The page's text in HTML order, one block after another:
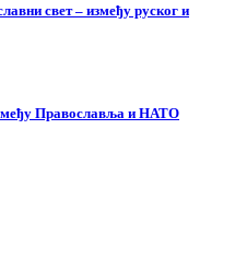
свет – између руског и
Православља и НАТО